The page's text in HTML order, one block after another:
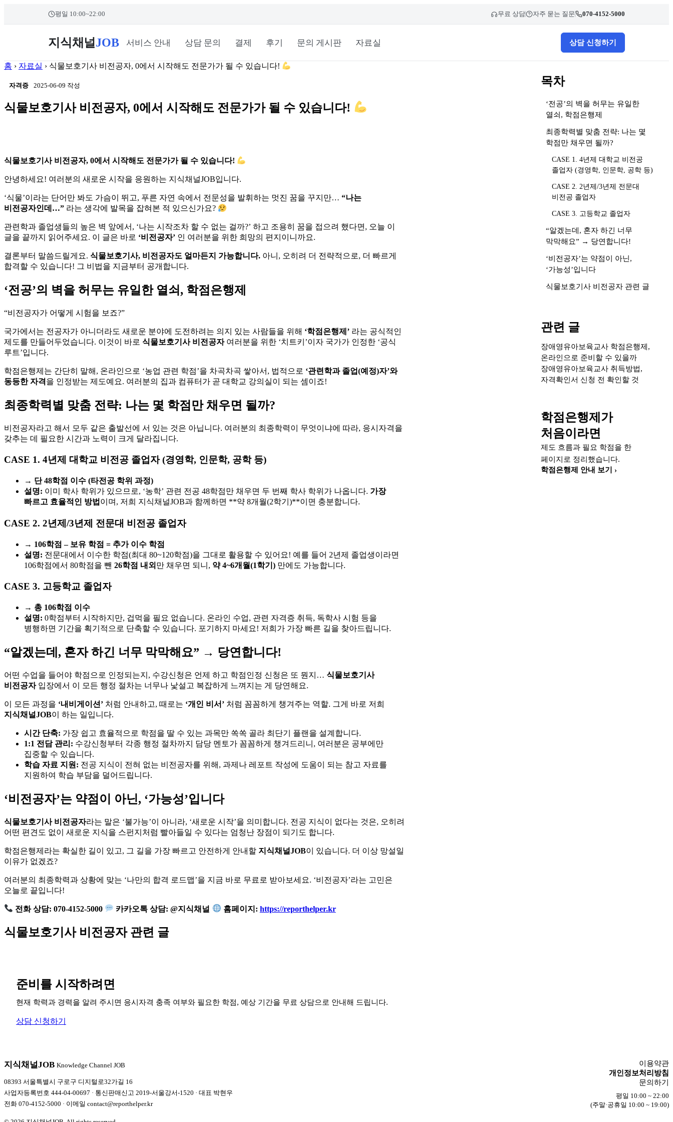
너
뛰
기
평일 10:00~22:00 무료 상담 자주 묻는 질문 070-4152-5000
지식채널 JOB 서비스 안내 상담 문의 결제 후기 문의 게시판 자료실 상담 신청하기
홈 › 자료실 › 식물보호기사 비전공자, 0에서 시작해도 전문가가 될 수 있습니다!
자격증 2025-06-09 작성
식물보호기사 비전공자, 0에서 시작해도 전문가가 될 수 있습니다!
식물보호기사 비전공자, 0에서 시작해도 전문가가 될 수 있습니다!
안녕하세요! 여러분의 새로운 시작을 응원하는 지식채널JOB입니다.
‘식물’이라는 단어만 봐도 가슴이 뛰고, 푸른 자연 속에서 전문성을 발휘하는 멋진 꿈을 꾸지만… “나는
비전공자인데…” 라는 생각에 발목을 잡혀본 적 있으신가요?
관련학과 졸업생들의 높은 벽 앞에서, ‘나는 시작조차 할 수 없는 걸까?’ 하고 조용히 꿈을 접으려 했다면, 오늘 이
글을 끝까지 읽어주세요. 이 글은 바로 ‘비전공자’ 인 여러분을 위한 희망의 편지이니까요.
결론부터 말씀드릴게요. 식물보호기사, 비전공자도 얼마든지 가능합니다. 아니, 오히려 더 전략적으로, 더 빠르게
합격할 수 있습니다! 그 비법을 지금부터 공개합니다.
‘전공’의 벽을 허무는 유일한 열쇠, 학점은행제
“비전공자가 어떻게 시험을 보죠?”
국가에서는 전공자가 아니더라도 새로운 분야에 도전하려는 의지 있는 사람들을 위해 ‘학점은행제’ 라는 공식적인
제도를 만들어두었습니다. 이것이 바로 식물보호기사 비전공자여러분을 위한 ‘치트키’이자 국가가 인정한 ‘공식
루트’입니다.
학점은행제는 간단히 말해, 온라인으로 ‘농업 관련 학점’을 차곡차곡 쌓아서, 법적으로 ‘관련학과 졸업(예정)자’와
동등한 자격을 인정받는 제도예요. 여러분의 집과 컴퓨터가 곧 대학교 강의실이 되는 셈이죠!
최종학력별 맞춤 전략: 나는 몇 학점만 채우면 될까?
비전공자라고 해서 모두 같은 출발선에 서 있는 것은 아닙니다. 여러분의 최종학력이 무엇이냐에 따라, 응시자격을
갖추는 데 필요한 시간과 노력이 크게 달라집니다.
CASE 1. 4년제 대학교 비전공 졸업자 (경영학, 인문학, 공학 등)
→ 단 48학점 이수 (타전공 학위 과정)
설명: 이미 학사 학위가 있으므로, ‘농학’ 관련 전공 48학점만 채우면 두 번째 학사 학위가 나옵니다. 가장
빠르고 효율적인 방법 이며, 저희 지식채널JOB과 함께하면 **약 8개월(2학기)**이면 충분합니다.
CASE 2. 2년제/3년제 전문대 비전공 졸업자
→ 106학점 – 보유 학점 = 추가 이수 학점
설명: 전문대에서 이수한 학점(최대 80~120학점)을 그대로 활용할 수 있어요! 예를 들어 2년제 졸업생이라면
106학점에서 80학점을 뺀 26학점 내외 만 채우면 되니, 약 4~6개월(1학기) 만에도 가능합니다.
CASE 3. 고등학교 졸업자
→ 총 106학점 이수
설명: 0학점부터 시작하지만, 겁먹을 필요 없습니다. 온라인 수업, 관련 자격증 취득, 독학사 시험 등을
병행하면 기간을 획기적으로 단축할 수 있습니다. 포기하지 마세요! 저희가 가장 빠른 길을 찾아드립니다.
“알겠는데, 혼자 하긴 너무 막막해요” → 당연합니다!
어떤 수업을 들어야 학점으로 인정되는지, 수강신청은 언제 하고 학점인정 신청은 또 뭔지… 식물보호기사
비전공자입장에서 이 모든 행정 절차는 너무나 낯설고 복잡하게 느껴지는 게 당연해요.
이 모든 과정을 ‘내비게이션’ 처럼 안내하고, 때로는 ‘개인 비서’ 처럼 꼼꼼하게 챙겨주는 역할. 그게 바로 저희
지식채널JOB이 하는 일입니다.
시간 단축: 가장 쉽고 효율적으로 학점을 딸 수 있는 과목만 쏙쏙 골라 최단기 플랜을 설계합니다.
1:1 전담 관리: 수강신청부터 각종 행정 절차까지 담당 멘토가 꼼꼼하게 챙겨드리니, 여러분은 공부에만
집중할 수 있습니다.
학습 자료 지원: 전공 지식이 전혀 없는 비전공자를 위해, 과제나 레포트 작성에 도움이 되는 참고 자료를
지원하여 학습 부담을 덜어드립니다.
‘비전공자’는 약점이 아닌, ‘가능성’입니다
식물보호기사 비전공자라는 말은 ‘불가능’이 아니라, ‘새로운 시작’을 의미합니다. 전공 지식이 없다는 것은, 오히려
어떤 편견도 없이 새로운 지식을 스펀지처럼 빨아들일 수 있다는 엄청난 장점이 되기도 합니다.
학점은행제라는 확실한 길이 있고, 그 길을 가장 빠르고 안전하게 안내할 지식채널JOB이 있습니다. 더 이상 망설일
이유가 없겠죠?
여러분의 최종학력과 상황에 맞는 ‘나만의 합격 로드맵’을 지금 바로 무료로 받아보세요. ‘비전공자’라는 고민은
오늘로 끝입니다!
전화 상담: 070-4152-5000 카카오톡 상담: @지식채널 홈페이지: https://reporthelper.kr
식물보호기사 비전공자 관련 글
준비를 시작하려면
현재 학력과 경력을 알려 주시면 응시자격 충족 여부와 필요한 학점, 예상 기간을 무료 상담으로 안내해 드립니다.
상담 신청하기
목차
‘전공’의 벽을 허무는 유일한
열쇠, 학점은행제
최종학력별 맞춤 전략: 나는 몇
학점만 채우면 될까?
CASE 1. 4년제 대학교 비전공
졸업자 (경영학, 인문학, 공학 등)
CASE 2. 2년제/3년제 전문대
비전공 졸업자
CASE 3. 고등학교 졸업자
“알겠는데, 혼자 하긴 너무
막막해요” → 당연합니다!
‘비전공자’는 약점이 아닌,
‘가능성’입니다
식물보호기사 비전공자 관련 글
관련 글
장애영유아보육교사 학점은행제,
온라인으로 준비할 수 있을까
장애영유아보육교사 취득방법,
자격확인서 신청 전 확인할 것
학점은행제가
처음이라면
제도 흐름과 필요 학점을 한
페이지로 정리했습니다.
학점은행제 안내 보기 ›
지식채널JOB Knowledge Channel JOB
08393 서울특별시 구로구 디지털로32가길 16
사업자등록번호 444-04-00697 · 통신판매신고 2019-서울강서-1520 · 대표 박현우
전화 070-4152-5000 · 이메일 contact@reporthelper.kr
이용약관
개인정보처리방침
문의하기
평일 10:00 ~ 22:00
(주말·공휴일 10:00 ~ 19:00)